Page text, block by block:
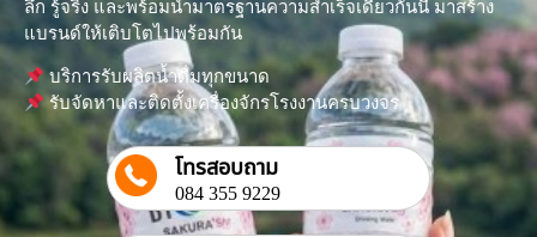
ลึก รู้จริง และพร้อมนำมาตรฐานความสำเร็จเดียวกันนี้ มาสร้าง
แบรนด์ให้เติบโตไปพร้อมกัน
บริการรับผลิตน้ำดื่มทุกขนาด
รับจัดหาและติดตั้งเครื่องจักรโรงงานครบวงจร
โทรสอบถาม
084 355 9229